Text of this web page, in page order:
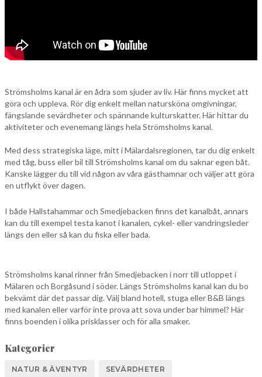
Strömsholms kanal är en ådra som sjuder av liv. Här finns mycket att
göra och uppleva. Rör dig enkelt mellan natursköna omgivningar,
fängslande sevärdheter och spännande kulturskatter. Här hittar du
aktiviteter och evenemang längs hela Strömsholms kanal.
Med dess strategiska läge, mitt i Mälardalsregionen, tar du dig enkelt
med tåg, buss eller bil till Strömsholms kanal om du saknar egen båt.
Kanske lägger du till vid någon av våra gästhamnar och väljer att göra
en utflykt över dagen.
I både Hallstahammar och Smedjebacken finns det kanalbåt, annars
kan du till exempel testa kanot i kanalen, cykel- eller vandringsleder
längs den eller så kan du fiska eller bada.
Strömsholms kanal rinner från Smedjebacken i norr till utloppet i
Mälaren och Borgåsund i söder. Längs Strömsholms kanal kan du bo
bekvämt där det passar dig. Välj bland hotell, stuga eller B&B längs
med kanalen eller varför inte prova att sova under bar himmel? Här
finns boenden i olika prisklasser och för alla smaker.
Kategorier
NATUR & ÄVENTYR SEVÄRDHETER